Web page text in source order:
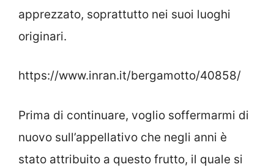
apprezzato, soprattutto nei suoi luoghi
originari.
https://www.inran.it/bergamotto/40858/
Prima di continuare, voglio soffermarmi di
nuovo sull’appellativo che negli anni è
stato attribuito a questo frutto, il quale si